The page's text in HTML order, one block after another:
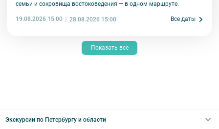
семьи и сокровища востоковедения — в одном маршруте.
19.08.2026 15:00 28.08.2026 15:00 Все даты
Показать все
Экскурсии по Петербургу и области